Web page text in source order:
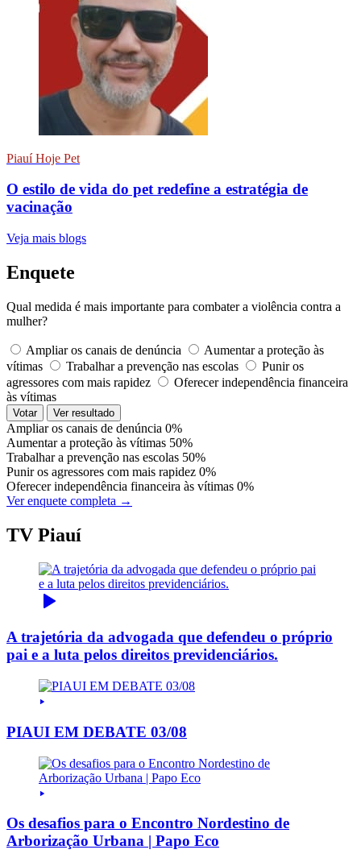
Piauí Hoje Pet
O estilo de vida do pet redefine a estratégia de
vacinação
Veja mais blogs
Enquete
Qual medida é mais importante para combater a violência contra a
mulher?
Ampliar os canais de denúncia
Aumentar a proteção às
vítimas
Trabalhar a prevenção nas escolas
Punir os
agressores com mais rapidez
Oferecer independência financeira
às vítimas
Votar Ver resultado
Ampliar os canais de denúncia 0%
Aumentar a proteção às vítimas 50%
Trabalhar a prevenção nas escolas 50%
Punir os agressores com mais rapidez 0%
Oferecer independência financeira às vítimas 0%
Ver enquete completa →
TV Piauí
A trajetória da advogada que defendeu o próprio
pai e a luta pelos direitos previdenciários.
PIAUI EM DEBATE 03/08
Os desafios para o Encontro Nordestino de
Arborização Urbana | Papo Eco